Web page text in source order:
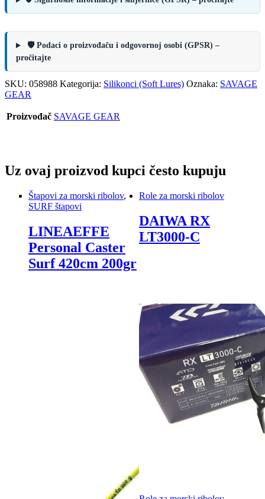
🛡️ Podaci o proizvođaču i odgovornoj osobi (GPSR) –
pročitajte
SKU: 058988 Kategorija: Silikonci (Soft Lures) Oznaka: SAVAGE
GEAR
Proizvođač SAVAGE GEAR
Uz ovaj proizvod kupci često kupuju
Štapovi za morski ribolov,
SURF štapovi
LINEAEFFE
Personal Caster
Surf 420cm 200gr
Role za morski ribolov
DAIWA RX
LT3000-C